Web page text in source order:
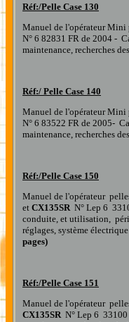
Réf:/Pelle Case 130
Manuel de l'opérateur Mini
N° 6 82831 FR de 2004 -
maintenance, recherches
Réf:/ Pelle Case 140
Manuel de l'opérateur Mini
N° 6 83522 FR de 2005-
maintenance, recherches
Réf:/Pelle Case 150
Manuel de l'opérateur
et CX135SRN° Lep 6
conduite, et utilisation,
réglages, système
pages)
Réf:/Pelle Case 151
Manuel de l'opérateur
CX135SRN° Lep 6 33100